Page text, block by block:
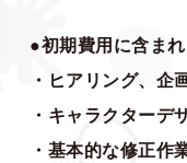
●初期費用に含ま
・ヒアリング、企
・キャラクターデ
・基本的な修正作